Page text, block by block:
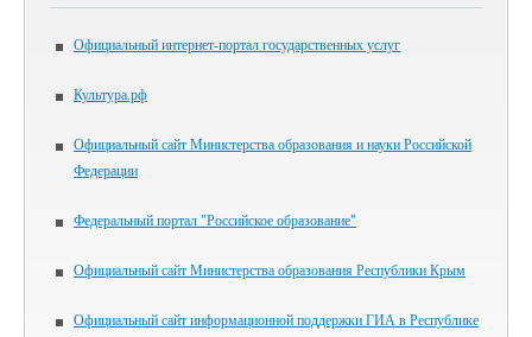
Официальный интернет-портал государственных услуг
Культура.рф
Официальный сайт Министерства образования и науки Российской
Федерации
Федеральный портал "Российское образование"
Официальный сайт Министерства образования Республики Крым
Официальный сайт информационной поддержки ГИА в Республике